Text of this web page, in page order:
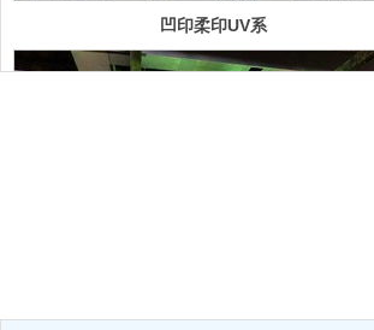
凹印柔印UV系
统案例